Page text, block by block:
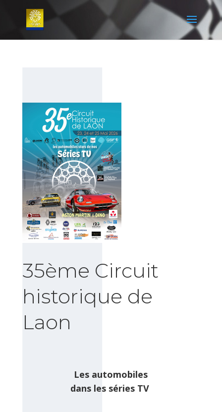
35ème Circuit
historique de
Laon
Les automobiles
dans les séries TV